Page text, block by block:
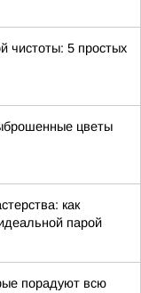
чистоты: 5 простых
цветы
как
парой
порадуют всю